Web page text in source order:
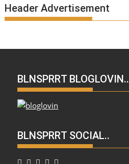
Header Advertisement
BLNSPRRT BLOGLOVIN..
BLNSPRRT SOCIAL..